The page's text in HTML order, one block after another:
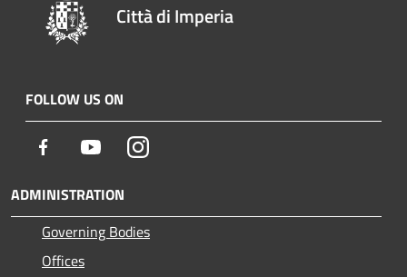
Città di Imperia
FOLLOW US ON
Facebook YoutubeInstagram
ADMINISTRATION
Governing Bodies
Offices